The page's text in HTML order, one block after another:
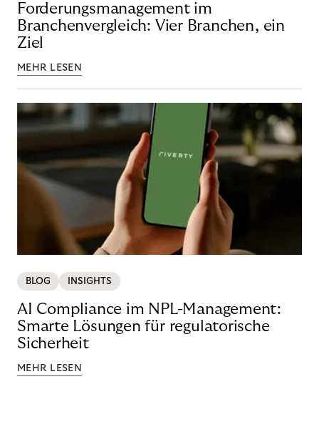
Forderungsmanagement im
Branchenvergleich: Vier Branchen, ein
Ziel
MEHR LESEN
BLOG INSIGHTS
AI Compliance im NPL-Management:
Smarte Lösungen für regulatorische
Sicherheit
MEHR LESEN